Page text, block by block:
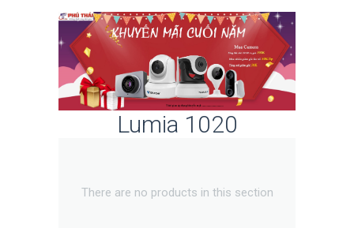
Lumia 1020
There are no products in this section